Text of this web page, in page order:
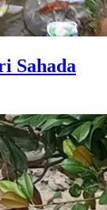
Sahada